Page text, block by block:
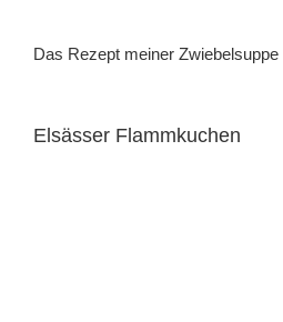
Das Rezept meiner Zwiebelsuppe
Elsässer Flammkuchen